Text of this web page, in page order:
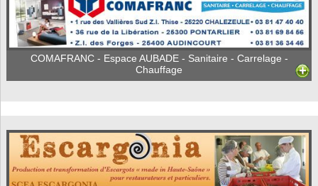
COMAFRANC - Espace AUBADE - Sanitaire - Carrelage -
Chauffage